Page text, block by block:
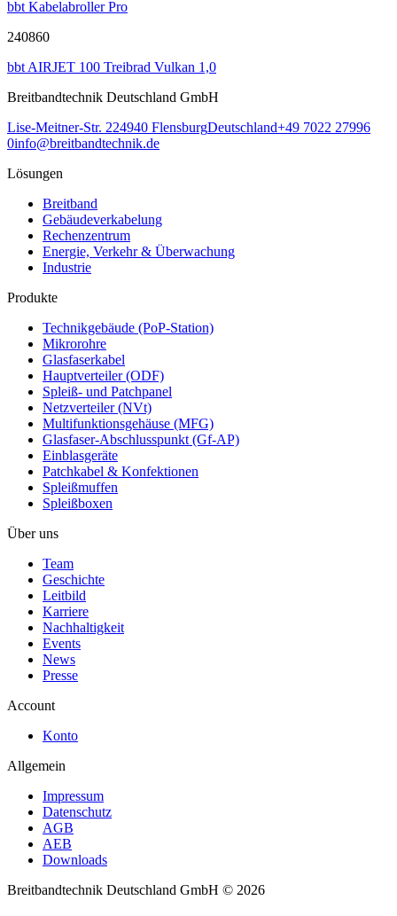
bbt Kabelabroller Pro
240860
bbt AIRJET 100 Treibrad Vulkan 1,0
Breitbandtechnik Deutschland GmbH
Lise-Meitner-Str. 224940 FlensburgDeutschland+49 7022 27996
0info@breitbandtechnik.de
Lösungen
Breitband
Gebäudeverkabelung
Rechenzentrum
Energie, Verkehr & Überwachung
Industrie
Produkte
Technikgebäude (PoP-Station)
Mikrorohre
Glasfaserkabel
Hauptverteiler (ODF)
Spleiß- und Patchpanel
Netzverteiler (NVt)
Multifunktionsgehäuse (MFG)
Glasfaser-Abschlusspunkt (Gf-AP)
Einblasgeräte
Patchkabel & Konfektionen
Spleißmuffen
Spleißboxen
Über uns
Team
Geschichte
Leitbild
Karriere
Nachhaltigkeit
Events
News
Presse
Account
Konto
Allgemein
Impressum
Datenschutz
AGB
AEB
Downloads
Breitbandtechnik Deutschland GmbH © 2026